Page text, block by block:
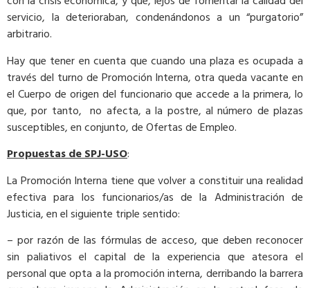
servicio, la deterioraban, condenándonos a un “purgatorio”
arbitrario.
Hay que tener en cuenta que cuando una plaza es ocupada a
través del turno de Promoción Interna, otra queda vacante en
el Cuerpo de origen del funcionario que accede a la primera, lo
que, por tanto, no afecta, a la postre, al número de plazas
susceptibles, en conjunto, de Ofertas de Empleo.
Propuestas de SPJ-USO:
La Promoción Interna tiene que volver a constituir una realidad
efectiva para los funcionarios/as de la Administración de
Justicia, en el siguiente triple sentido:
– por razón de las fórmulas de acceso, que deben reconocer
sin paliativos el capital de la experiencia que atesora el
personal que opta a la promoción interna, derribando la barrera